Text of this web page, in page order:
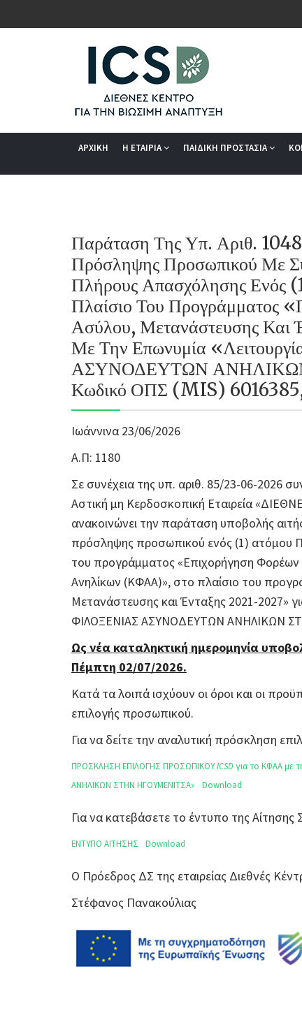
ΑΡΧΙΚΗ Η ΕΤΑΙΡΙΑ ΠΑΙΔΙΚΗ ΠΡΟΣΤΑΣΙΑ
Παράταση Της Υπ. Αριθ.
Πρόσληψης Προσωπικού Με
Πλήρους Απασχόλησης Ενός
Πλαίσιο Του Προγράμματος
Ασύλου, Μετανάστευσης
Με Την Επωνυμία
ΑΣΥΝΟΔΕΥΤΩΝ
Κωδικό ΟΠΣ (MIS)
Ιωάννινα 23/06/2026
Α.Π: 1180
Σε συνέχεια της υπ. αριθ. 85/23-06-2026
Αστική μη Κερδοσκοπική Εταιρεία
ανακοινώνει την παράταση υποβολής
πρόσληψης προσωπικού ενός (1) ατόμου
του προγράμματος «Επιχορήγηση Φορέων
Ανηλίκων (ΚΦΑΑ)», στο πλαίσιο του
Μετανάστευσης και Ένταξης 2021-2027»
ΦΙΛΟΞΕΝΙΑΣ ΑΣΥΝΟΔΕΥΤΩΝ ΑΝΗΛΙΚΩΝ
Ως νέα καταληκτική ημερομηνία
Πέμπτη 02/07/2026.
Κατά τα λοιπά ισχύουν οι όροι και οι
επιλογής προσωπικού.
Για να δείτε την αναλυτική πρόσκληση
ΠΡΟΣΚΛΗΣΗ ΕΠΙΛΟΓΗΣ ΠΡΟΣΩΠΙΚΟΥICSDγια το ΚΦΑΑ με
ΑΝΗΛΙΚΩΝ ΣΤΗΝ ΗΓΟΥΜΕΝΙΤΣΑ»
Download
Για να κατεβάσετε το έντυπο της
ΕΝΤΥΠΟ ΑΙΤΗΣΗΣ Download
Ο Πρόεδρος ΔΣ της εταιρείας Διεθνές
Στέφανος Πανακούλιας